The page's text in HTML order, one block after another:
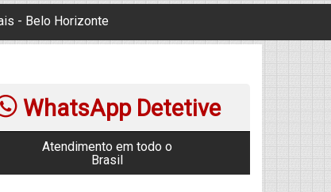
- Belo Horizonte
WhatsApp Detetive
Atendimento em todo o
Brasil